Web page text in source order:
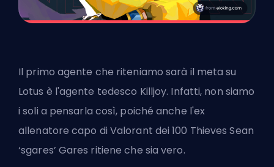
Il primo agente che riteniamo sarà il meta su
Lotus è l'agente tedesco Killjoy. Infatti, non siamo
i soli a pensarla così, poiché anche l'ex
allenatore capo di Valorant dei 100 Thieves Sean
‘sgares’ Gares ritiene che sia vero.